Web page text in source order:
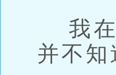
我在
并不